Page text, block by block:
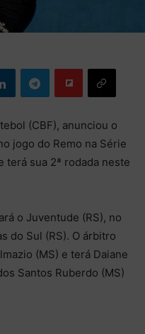
(CBF), anunciou o
jogo do Remo na Série
terá sua 2ª rodada neste
o Juventude (RS), no
do Sul (RS). O árbitro
(MS) e terá Daiane
Santos Ruberdo (MS)